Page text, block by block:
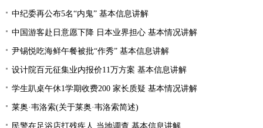
中纪委再公布5名“内鬼” 基本信息讲解
中国游客赴日意愿下降 日本业界担心 基本情况讲解
尹锡悦吃海鲜午餐被批“作秀” 基本信息讲解
设计院百元征集业内报价11万方案 基本信息讲解
学生趴桌午休1学期收费200 家长质疑 基本情况讲解
莱奥·韦洛索(关于莱奥·韦洛索简述)
民警在足浴店打残疾人 当地调查 基本信息讲解